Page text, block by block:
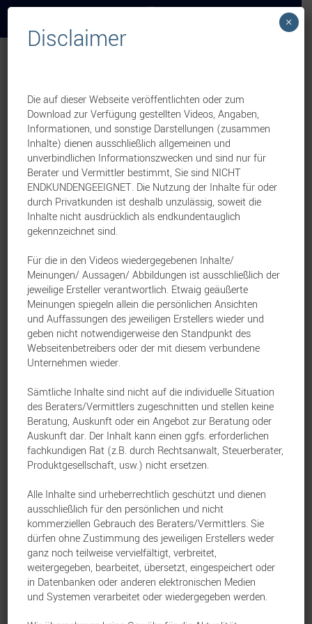
Beste Chemie für die Altersvorsorge: Steffen
Liebig und Thorsten Petrausch im Video
Standard Life Versicherung Leben 5. August 2026
Steffen Liebig im Pfefferminzia-Interview: „Kapital
ersetzt keine Rentenzahlung“
Standard Life Versicherung
Patchwork-Familien: Aus Einzelinteressen ein
klares Versorgungskonzept machen
Standard Life Versicherung Leben 22. Juli 2026
Standard Life Versicherung Leben 9. Juli 2026
David Meyhöfer im Interview: Wenn die
auf...
Standard Life Versicherung Leben 8. Juli 2026
FREELAX Sofortrente mit Auszeichnung
Standard Life Versicherung Leben 1. Juli 2026
Disclaimer
Die auf dieser Webseite veröffentlichten oder zum
Download zur Verfügung gestellten Videos, Angaben,
Informationen, und sonstige Darstellungen (zusammen
Inhalte) dienen ausschließlich allgemeinen und
unverbindlichen Informationszwecken und sind nur für
Berater und Vermittler bestimmt, Sie sind NICHT
ENDKUNDENGEEIGNET. Die Nutzung der Inhalte für oder
durch Privatkunden ist deshalb unzulässig, soweit die
Inhalte nicht ausdrücklich als endkundentauglich
gekennzeichnet sind.
Für die in den Videos wiedergegebenen Inhalte/
Meinungen/ Aussagen/ Abbildungen ist ausschließlich der
jeweilige Ersteller verantwortlich. Etwaig geäußerte
Meinungen spiegeln allein die persönlichen Ansichten
und Auffassungen des jeweiligen Erstellers wieder und
geben nicht notwendigerweise den Standpunkt des
Webseitenbetreibers oder der mit diesem verbundene
Unternehmen wieder.
Sämtliche Inhalte sind nicht auf die individuelle Situation
des Beraters/Vermittlers zugeschnitten und stellen keine
Beratung, Auskunft oder ein Angebot zur Beratung oder
Auskunft dar. Der Inhalt kann einen ggfs. erforderlichen
fachkundigen Rat (z.B. durch Rechtsanwalt, Steuerberater,
Produktgesellschaft, usw.) nicht ersetzen.
Alle Inhalte sind urheberrechtlich geschützt und dienen
ausschließlich für den persönlichen und nicht
kommerziellen Gebrauch des Beraters/Vermittlers. Sie
dürfen ohne Zustimmung des jeweiligen Erstellers weder
ganz noch teilweise vervielfältigt, verbreitet,
weitergegeben, bearbeitet, übersetzt, eingespeichert oder
in Datenbanken oder anderen elektronischen Medien
und Systemen verarbeitet oder wiedergegeben werden.
×